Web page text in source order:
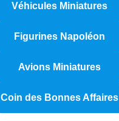
Véhicules Miniatures
Figurines Napoléon
Avions Miniatures
Coin des Bonnes Affaires